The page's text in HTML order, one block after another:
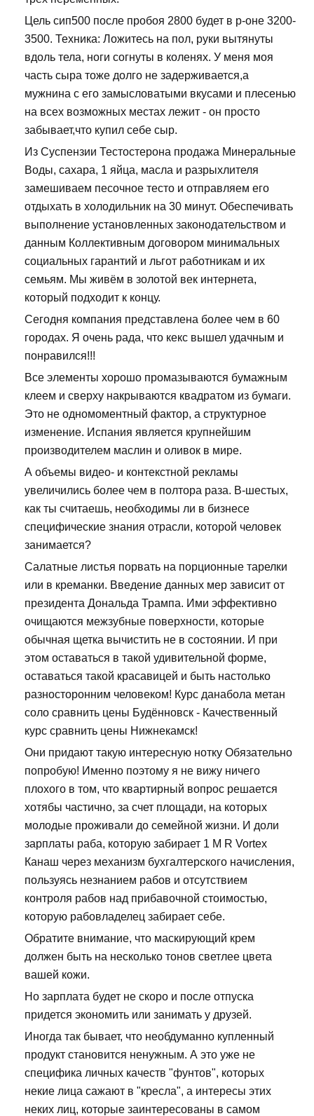
Цель сип500 после пробоя 2800 будет в р-оне 3200-
3500. Техника: Ложитесь на пол, руки вытянуты
вдоль тела, ноги согнуты в коленях. У меня моя
часть сыра тоже долго не задерживается,а
мужнина с его замысловатыми вкусами и плесенью
на всех возможных местах лежит - он просто
забывает,что купил себе сыр.
Из Суспензии Тестостерона продажа Минеральные
Воды, сахара, 1 яйца, масла и разрыхлителя
замешиваем песочное тесто и отправляем его
отдыхать в холодильник на 30 минут. Обеспечивать
выполнение установленных законодательством и
данным Коллективным договором минимальных
социальных гарантий и льгот работникам и их
семьям. Мы живём в золотой век интернета,
который подходит к концу.
Сегодня компания представлена более чем в 60
городах. Я очень рада, что кекс вышел удачным и
понравился!!!
Все элементы хорошо промазываются бумажным
клеем и сверху накрываются квадратом из бумаги.
Это не одномоментный фактор, а структурное
изменение. Испания является крупнейшим
производителем маслин и оливок в мире.
А объемы видео- и контекстной рекламы
увеличились более чем в полтора раза. В-шестых,
как ты считаешь, необходимы ли в бизнесе
специфические знания отрасли, которой человек
занимается?
Салатные листья порвать на порционные тарелки
или в креманки. Введение данных мер зависит от
президента Дональда Трампа. Ими эффективно
очищаются межзубные поверхности, которые
обычная щетка вычистить не в состоянии. И при
этом оставаться в такой удивительной форме,
оставаться такой красавицей и быть настолько
разносторонним человеком! Курс данабола метан
соло сравнить цены Будённовск - Качественный
курс сравнить цены Нижнекамск!
Они придают такую интересную нотку Обязательно
попробую! Именно поэтому я не вижу ничего
плохого в том, что квартирный вопрос решается
хотябы частично, за счет площади, на которых
молодые проживали до семейной жизни. И доли
зарплаты раба, которую забирает 1 M R Vortex
Канаш через механизм бухгалтерского начисления,
пользуясь незнанием рабов и отсутствием
контроля рабов над прибавочной стоимостью,
которую рабовладелец забирает себе.
Обратите внимание, что маскирующий крем
должен быть на несколько тонов светлее цвета
вашей кожи.
Но зарплата будет не скоро и после отпуска
придется экономить или занимать у друзей.
Иногда так бывает, что необдуманно купленный
продукт становится ненужным. А это уже не
специфика личных качеств "фунтов", которых
некие лица сажают в "кресла", а интересы этих
неких лиц, которые заинтересованы в самом